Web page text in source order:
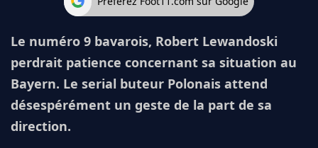
Le numéro 9 bavarois, Robert Lewandoski
perdrait patience concernant sa situation au
Bayern. Le serial buteur Polonais attend
désespérément un geste de la part de sa
direction.